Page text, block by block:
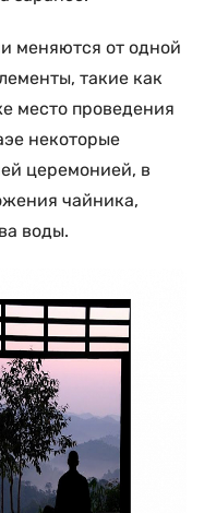
меняются от одной
такие как
место проведения
некоторые
церемонией, в
чайника,
воды.